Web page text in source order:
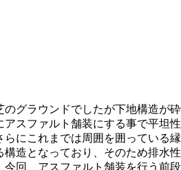
のグラウンドでしたが下地構造が砕
スファルト舗装にする事で平坦性
にこれまでは周囲を囲っている縁
造となっており、そのため排水性
今回、アスファルト舗装を行う前段